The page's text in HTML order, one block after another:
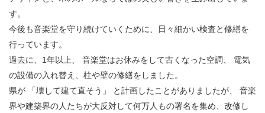
す。
今後も音楽堂を守り続けていくために、日々細かい検査と修繕を
行っています。
過去に、1年以上、 音楽堂はお休みをして古くなった空調、 電気
の設備の入れ替え、柱や壁の修繕をしました。
県が 「壊して建て直そう」 と計画したことがありましたが、 音楽
界や建築界の人たちが大反対して何万人もの署名を集め、改修し